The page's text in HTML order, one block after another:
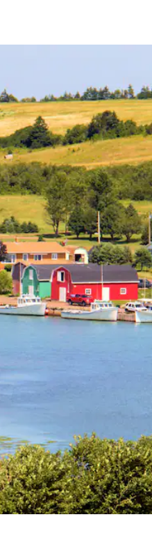
hacia arriba y hacia abajo, o